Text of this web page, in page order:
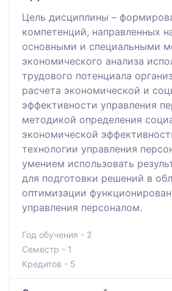
Цель дисциплины –
компетенций, направленных
основными и специальными
экономического анализа
трудового потенциала
расчета экономической и
эффективности управления
методикой определения
экономической
технологии управления
умением использовать
для подготовки решений в
оптимизации
управления персоналом.
Год обучения - 2
Семестр - 1
Кредитов - 5